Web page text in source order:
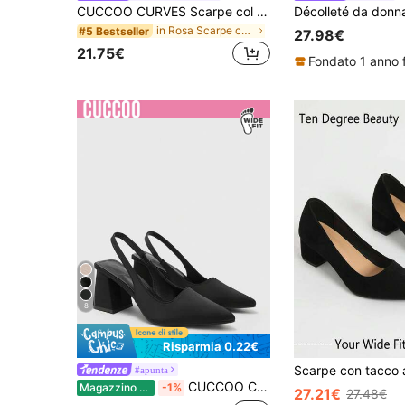
CUCCOO CURVES Scarpe col tacco alto a punta classiche e comode per donna taglia curvy, adatte per Natale, con vestibilità ampia
#5 Bestseller in Rosa Scarpe col tacco larghe da donna
21.75€
27.98€
Fondato 1 anno
8
Risparmia 0.22€
#apunta
Magazzino EU -1% CUCCOO CURVES Scarpe da donna taglie forti, ampia vestibilità, moda classica nera, comoda, con punta affusolata e tacco alto, adatte per l'atmosfera e le scarpe primaverili, per la Pasqua e il Natale 27.21€ 27.48€